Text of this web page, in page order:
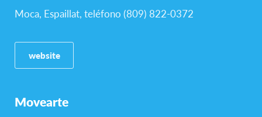
Moca, Espaillat, teléfono (809) 822-0372
website
Movearte